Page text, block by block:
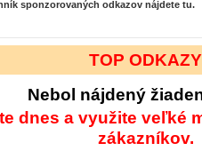
sponzorovaných odkazov nájdete tu.
TOP ODKAZY
Nebol nájdený
dnes a využite veľké
zákazníkov.